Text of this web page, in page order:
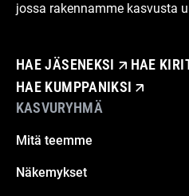
jossa rakennamme kasvusta
HAE JÄSENEKSI
HAE
HAE KUMPPANIKSI
KASVURYHMÄ
Mitä teemme
Näkemykset